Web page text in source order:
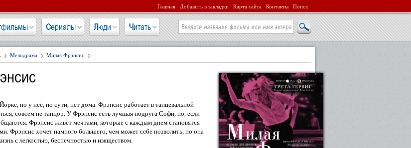
Главная Добавить в закладки Карта сайта Контакты Поиск
Сериалы Люди Читать
Мелодрама Милая Фрэнсис
но у неё, по сути, нет дома. Фрэнсис работает в танцевальной
совсем не танцор. У Фрэнсис есть лучшая подруга Софи, но, если
Фрэнсис живёт мечтами, которые с каждым днем становятся
Фрэнсис хочет намного большего, чем может себе позволить, но она
с легкостью, беспечностью и изяществом.